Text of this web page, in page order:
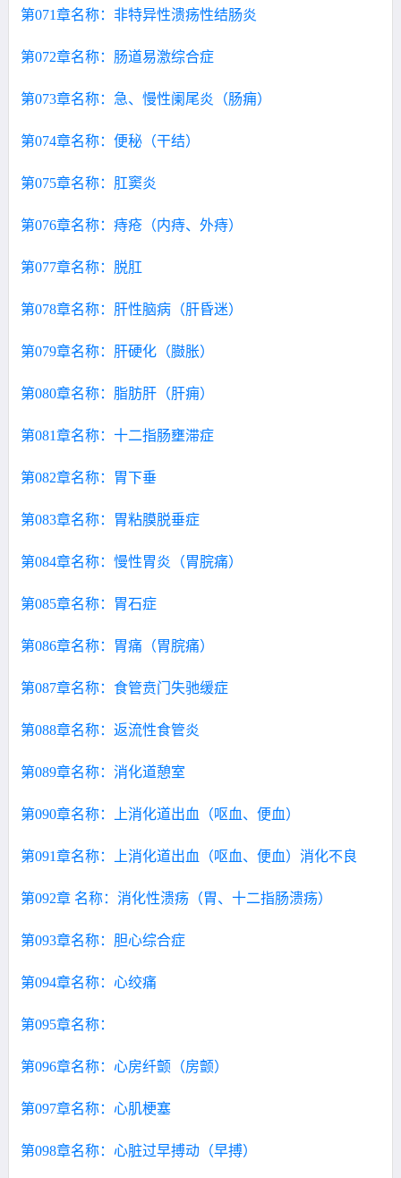
第071章名称：非特异性溃疡性结肠炎
第072章名称：肠道易激综合症
第073章名称：急、慢性阑尾炎（肠痈）
第074章名称：便秘（干结）
第075章名称：肛窦炎
第076章名称：痔疮（内痔、外痔）
第077章名称：脱肛
第078章名称：肝性脑病（肝昏迷）
第079章名称：肝硬化（臌胀）
第080章名称：脂肪肝（肝痈）
第081章名称：十二指肠壅滞症
第082章名称：胃下垂
第083章名称：胃粘膜脱垂症
第084章名称：慢性胃炎（胃脘痛）
第085章名称：胃石症
第086章名称：胃痛（胃脘痛）
第087章名称：食管贲门失驰缓症
第088章名称：返流性食管炎
第089章名称：消化道憩室
第090章名称：上消化道出血（呕血、便血）
第091章名称：上消化道出血（呕血、便血）消化不良
第092章 名称：消化性溃疡（胃、十二指肠溃疡）
第093章名称：胆心综合症
第094章名称：心绞痛
第095章名称：
第096章名称：心房纤颤（房颤）
第097章名称：心肌梗塞
第098章名称：心脏过早搏动（早搏）